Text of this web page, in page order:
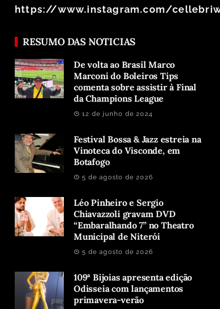
https://www.instagram.com/
RESUMO DAS NOTICIAS
De volta ao Brasil Marco
Marconi do Boleiros Tips
comenta sobre assistir à Final
da Champions League
12 de junho de 2024
Festival Bossa & Jazz estreia na
Vinoteca do Visconde, em
Botafogo
5 de agosto de 2026
Léo Pinheiro e Sergio
Chiavazzoli gravam DVD
“Embaralhando 7” no Theatro
Municipal de Niterói
5 de agosto de 2026
109ª Bijoias apresenta edição
Odisseia com lançamentos
primavera-verão